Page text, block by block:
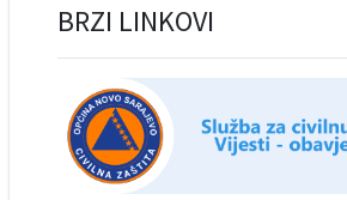
BRZI LINKOVI